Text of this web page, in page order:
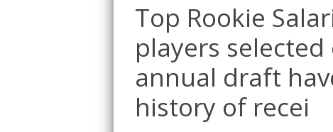
Top Rookie
players selected
annual draft
history of recei